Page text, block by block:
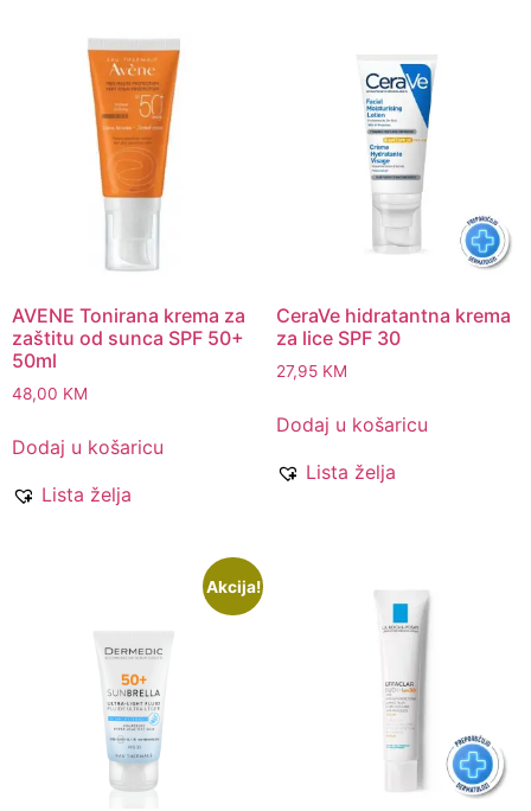
AVENE Tonirana krema za
zaštitu od sunca SPF 50+
50ml
48,00 KM
Dodaj u košaricu
Lista želja
CeraVe hidratantna krema
za lice SPF 30
27,95 KM
Dodaj u košaricu
Lista želja
Akcija!